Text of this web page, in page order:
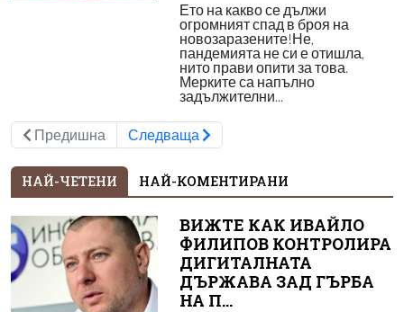
Ето на какво се дължи
огромният спад в броя на
новозаразените!Не,
пандемията не си е отишла,
нито прави опити за това.
Мерките са напълно
задължителни...
Предишна Следваща
НАЙ-ЧЕТЕНИ НАЙ-КОМЕНТИРАНИ
ВИЖТЕ КАК ИВАЙЛО
ФИЛИПОВ КОНТРОЛИРА
ДИГИТАЛНАТА
ДЪРЖАВА ЗАД ГЪРБА
НА П...